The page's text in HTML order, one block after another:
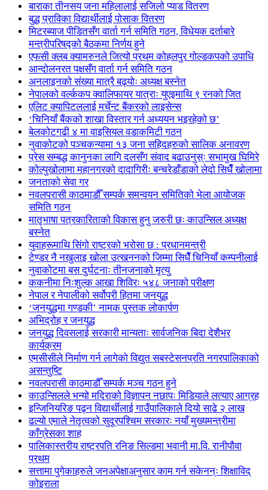
बाराका तीनसय जना महिलालाई सजिलो प्याड वितरण
बुद्ध प्राविका विद्यार्थीलाई पोसाक वितरण
मिटरब्याज पीडितसँग वार्ता गर्न समिति गठन, विधेयक दर्ताबारे
मन्त्रीपरिषद्को बैठकमा निर्णय हुने
एफसी क्लब क्यामरुनले जित्यो प्रथम कोहलपुर गोल्डकपको उपाधि
आन्दोलनरत पक्षसँग वार्ता गर्न समिति गठन
अनलाइनको संख्या मात्रै बढ्योः अध्यक्ष बस्नेत
नेपालको वर्ल्ककप क्वालिफायर यात्राः युएइमाथि ९ रनको जित
एलिट क्यापिटललाई मर्चेन्ट बैंकरको लाइसेन्स
‘चिनियाँ बैंकको शाखा विस्तार गर्न अध्ययन भइरहेको छ’
बेलकोटगढी ४ मा वाइसियल वडाकमिटी गठन
नुवाकोटको पञ्चकन्यामा १३ जना सहिदहरुको सालिक अनावरण
प्रेस सम्बद्ध कानुनका लागि दलसँग संवाद बढाउनुस्ः सभामुख घिमिरे
कोल्पुखोलामा महानगरको दादागिरीः बन्चरेडाँडाको लेदो सिधैँ खोलामा
जनताको सेवा गर
नवलपरासी काठमाडौँ सम्पर्क समन्वयन समितिको भेला आयोजक
समिति गठन
मातृभाषा पत्रकारिताको विकास हुनु जरुरी छः काउन्सिल अध्यक्ष
बस्नेत
युवाहरूमाथि सिंगो राष्ट्रको भरोसा छ : प्रधानमन्त्री
टेण्डर नै नखुलाइ खोला उत्खननको जिम्मा सिधैँ चिनियाँ कम्पनीलाई
नुवाकोटमा बस दुर्घटनाः तीनजनाको मृत्यु
ककनीमा निःशुल्क आखा शिविरः ५४८ जनाको परीक्षण
नेपाल र नेपालीको सर्वोपरी हितमा जनयुद्ध
‘जनयुद्धमा गण्डकी’ नामक पुस्तक लोकार्पण
अभिद्रोह र जनयुद्ध
जनयुद्ध दिवसलाई सरकारी मान्यताः सार्वजनिक बिदा देशैभर
कार्यक्रम
एमसीसीले निर्माण गर्न लागेको विद्युत सबस्टेसनप्रति नगरपालिकाको
असन्तुष्टि
नवलपरासी काठमाडौँ सम्पर्क मञ्च गठन हुने
काउन्सिलले भन्यो मदिराको विज्ञापन नछापः मिडियाले लत्याए आग्रह
इन्जिनियरिङ पढ्न विद्यार्थीलाई गाउँपालिकाले दियो साढे २ लाख
ढल्यो एमाले नेतृत्वको सुदूरपश्चिम सरकारः नयाँ मुख्यमन्त्रीमा
काँग्रेसका शाह
पालिकास्तरीय राष्ट्रपति रनिङ सिल्डमा भवानी मा.वि. रानीपौवा
प्रथम
सत्तामा पुगेकाहरुले जनअपेक्षाअनुसार काम गर्न सकेनन्ः शिक्षाविद्
कोइराला